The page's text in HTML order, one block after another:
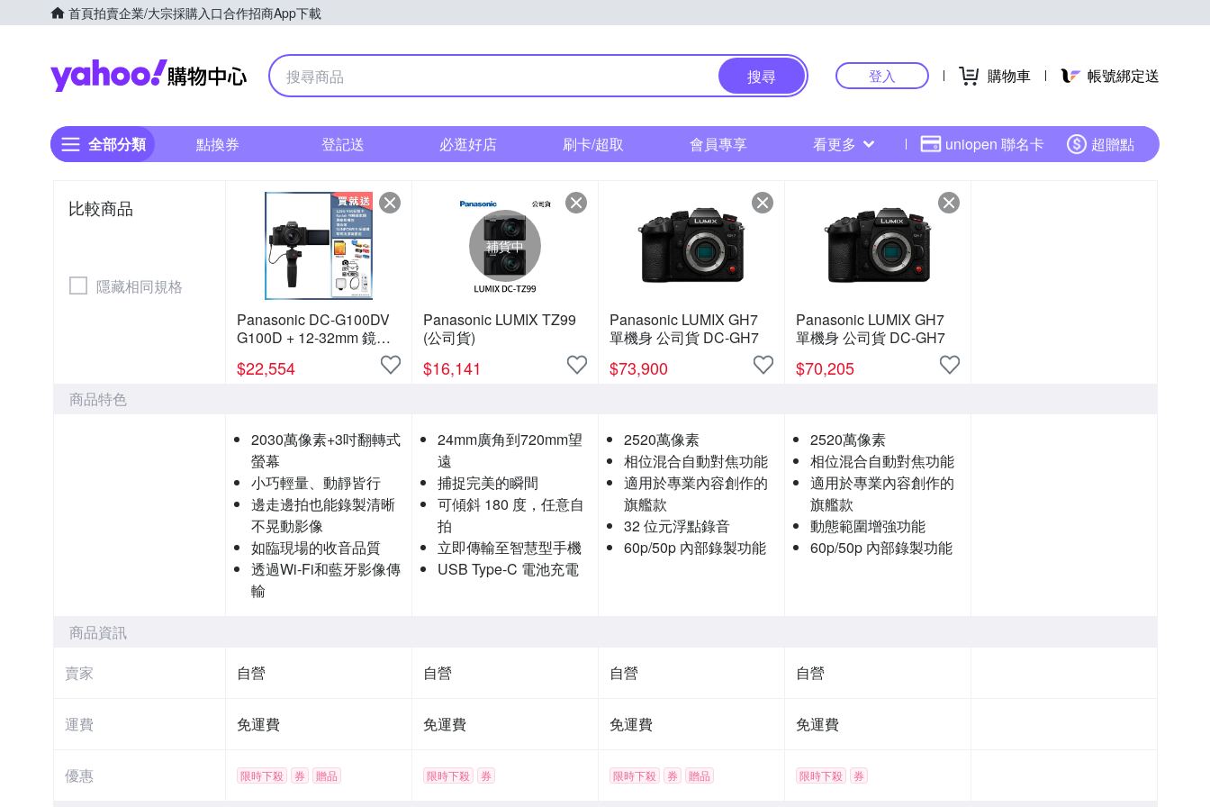
首頁拍賣企業/大宗採購入口合作招商App下載
Yahoo購物中心
搜尋 登入 購物車 帳號綁定送
全部分類 點換券 登記送 必逛好店 刷卡/超取 會員專享 看更多 uniopen 聯名卡 超贈點
比較商品
隱藏相同規格
Panasonic DC-G100DV
G100D + 12-32mm 鏡頭
+ DMW-SHGR2 三腳架握
把組 公司貨
$22,554
補貨中
Panasonic LUMIX TZ99
(公司貨)
$16,141
Panasonic LUMIX GH7
單機身 公司貨 DC-GH7
$73,900
Panasonic LUMIX GH7
單機身 公司貨 DC-GH7
$70,205
商品特色
2030萬像素+3吋翻轉式
螢幕
小巧輕量、動靜皆行
邊走邊拍也能錄製清晰
不晃動影像
如臨現場的收音品質
透過Wi-Fi和藍牙影像傳
輸
24mm廣角到720mm望
遠
捕捉完美的瞬間
可傾斜 180 度，任意自
拍
立即傳輸至智慧型手機
USB Type-C 電池充電
2520萬像素
相位混合自動對焦功能
適用於專業內容創作的
旗艦款
32 位元浮點錄音
60p/50p 內部錄製功能
2520萬像素
相位混合自動對焦功能
適用於專業內容創作的
旗艦款
動態範圍增強功能
60p/50p 內部錄製功能
商品資訊
賣家
自營 自營 自營 自營
運費 免運費 免運費 免運費 免運費
優惠 限時下殺 券 贈品 限時下殺 券 限時下殺 券 贈品 限時下殺 券